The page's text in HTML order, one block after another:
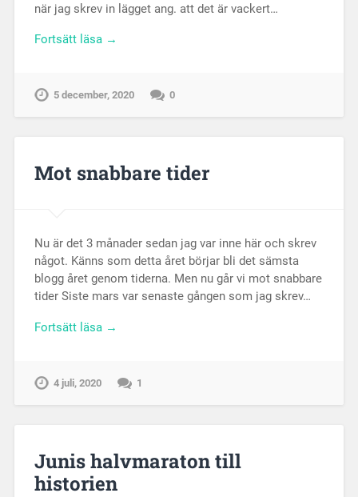
när jag skrev in lägget ang. att det är vackert…
Fortsätt läsa →
5 december, 2020 0
Mot snabbare tider
Nu är det 3 månader sedan jag var inne här och skrev
något. Känns som detta året börjar bli det sämsta
blogg året genom tiderna. Men nu går vi mot snabbare
tider Siste mars var senaste gången som jag skrev…
Fortsätt läsa →
4 juli, 2020 1
Junis halvmaraton till
historien